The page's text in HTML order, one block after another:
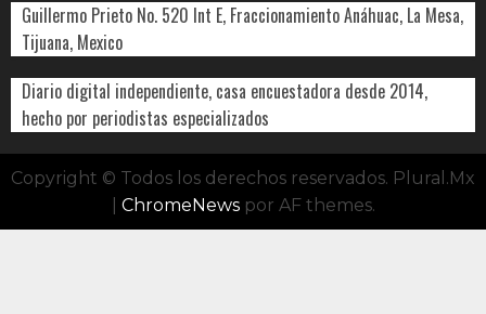
Guillermo Prieto No. 520 Int E, Fraccionamiento Anáhuac, La Mesa,
Tijuana, Mexico
Diario digital independiente, casa encuestadora desde 2014,
hecho por periodistas especializados
Copyright © Todos los derechos reservados. Plural.Mx
ChromeNewspor AF themes.